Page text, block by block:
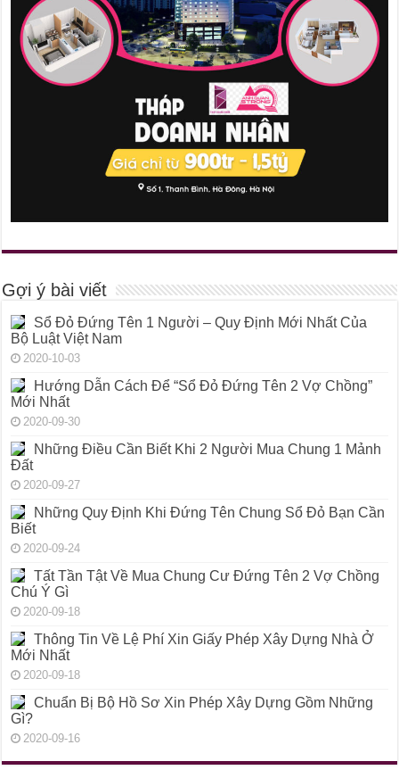
Gợi ý bài viết
Sổ Đỏ Đứng Tên 1 Người – Quy Định Mới Nhất Của
Bộ Luật Việt Nam
2020-10-03
Hướng Dẫn Cách Để “Sổ Đỏ Đứng Tên 2 Vợ Chồng”
Mới Nhất
2020-09-30
Những Điều Cần Biết Khi 2 Người Mua Chung 1 Mảnh
Đất
2020-09-27
Những Quy Định Khi Đứng Tên Chung Sổ Đỏ Bạn Cần
Biết
2020-09-24
Tất Tần Tật Về Mua Chung Cư Đứng Tên 2 Vợ Chồng
Chú Ý Gì
2020-09-18
Thông Tin Về Lệ Phí Xin Giấy Phép Xây Dựng Nhà Ở
Mới Nhất
2020-09-18
Chuẩn Bị Bộ Hồ Sơ Xin Phép Xây Dựng Gồm Những
Gì?
2020-09-16